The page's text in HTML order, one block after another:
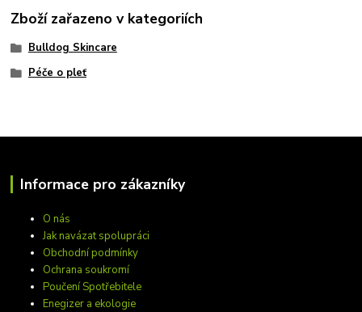
Zboží zařazeno v kategoriích
Bulldog Skincare
Péče o pleť
Informace pro zákazníky
O nás
Jak navázat spolupráci
Obchodní podmínky
Ochrana soukromí
Poučení Spotřebitele
Enegizer a ekologie